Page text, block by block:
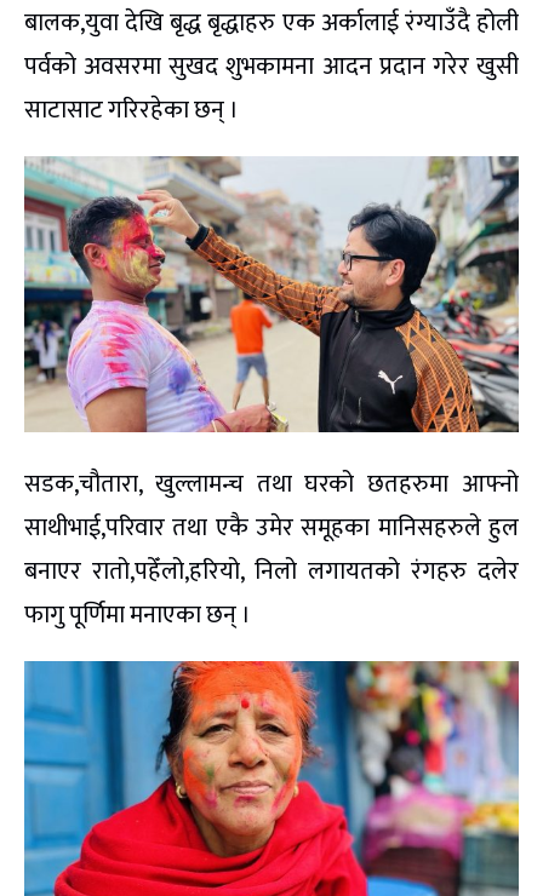
बालक,युवा देखि बृद्ध बृद्धाहरु एक अर्कालाई रंग्याउँदै होली
पर्वको अवसरमा सुखद शुभकामना आदन प्रदान गरेर खुसी
साटासाट गरिरहेका छन् ।
सडक,चौतारा, खुल्लामन्च तथा घरको छतहरुमा आफ्नो
साथीभाई,परिवार तथा एकै उमेर समूहका मानिसहरुले हुल
बनाएर रातो,पहेँलो,हरियो, निलो लगायतको रंगहरु दलेर
फागु पूर्णिमा मनाएका छन् ।